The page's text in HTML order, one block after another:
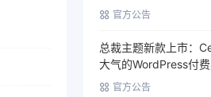
官方公告
总裁主题新款上市：
大气的WordPress付费
官方公告